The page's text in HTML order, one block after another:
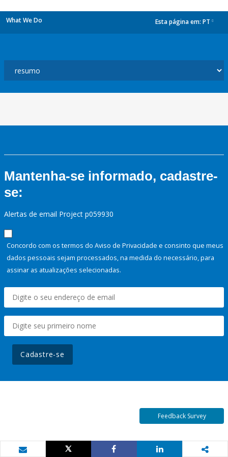
What We Do Esta página em: PT
Mantenha-se informado, cadastre-
se:
Alertas de email Project p059930
Concordo com os termos do Aviso de Privacidade e consinto que meus
dados pessoais sejam processados, na medida do necessário, para
assinar as atualizações selecionadas.
Cadastre-se
Feedback Survey